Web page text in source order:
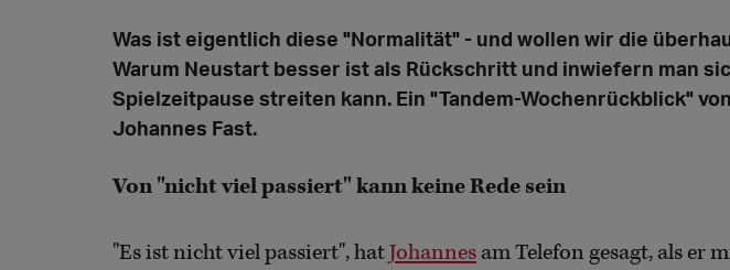
Was ist eigentlich diese "Normalität" - und wollen wir die
Warum Neustart besser ist als Rückschritt und inwiefern man
Spielzeitpause streiten kann. Ein "Tandem-Wochenrückblick"
Johannes Fast.
Von "nicht viel passiert" kann keine Rede sein
"Es ist nicht viel passiert", hatJohannes am Telefon gesagt, als er